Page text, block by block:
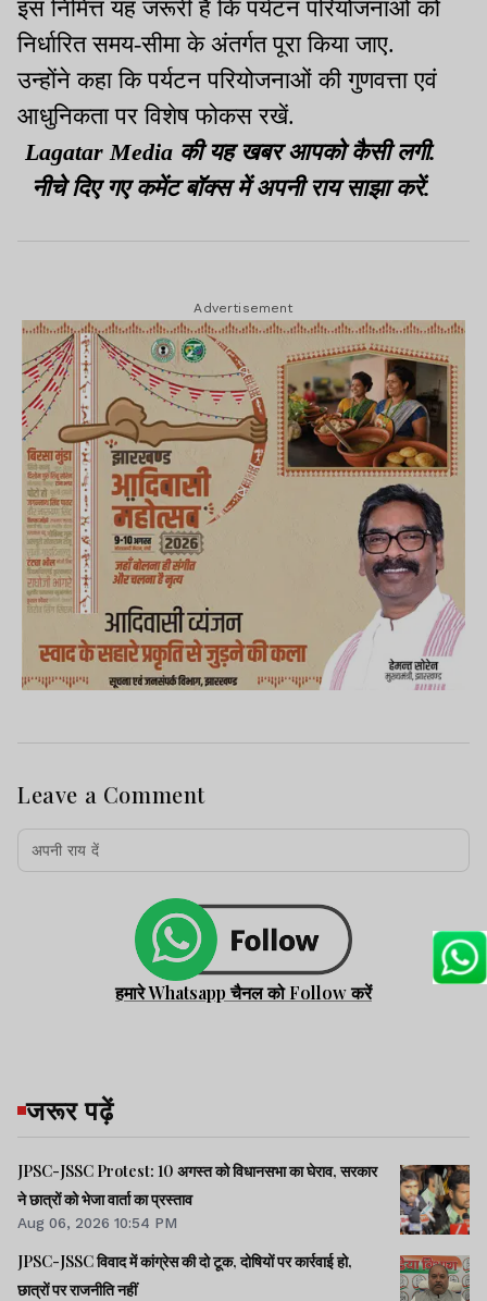
इस निमित्त यह जरूरी है कि पर्यटन परियोजनाओं को
निर्धारित समय-सीमा के अंतर्गत पूरा किया जाए.
उन्होंने कहा कि पर्यटन परियोजनाओं की गुणवत्ता एवं
आधुनिकता पर विशेष फोकस रखें.
Lagatar Media की यह खबर आपको कैसी लगी.
नीचे दिए गए कमेंट बॉक्स में अपनी राय साझा करें.
Advertisement
Leave a Comment
हमारे Whatsapp चैनल को Follow करें
जरूर पढ़ें
JPSC-JSSC Protest: 10 अगस्त को विधानसभा का घेराव, सरकार
ने छात्रों को भेजा वार्ता का प्रस्ताव
Aug 06, 2026 10:54 PM
JPSC-JSSC विवाद में कांग्रेस की दो टूक, दोषियों पर कार्रवाई हो,
छात्रों पर राजनीति नहीं